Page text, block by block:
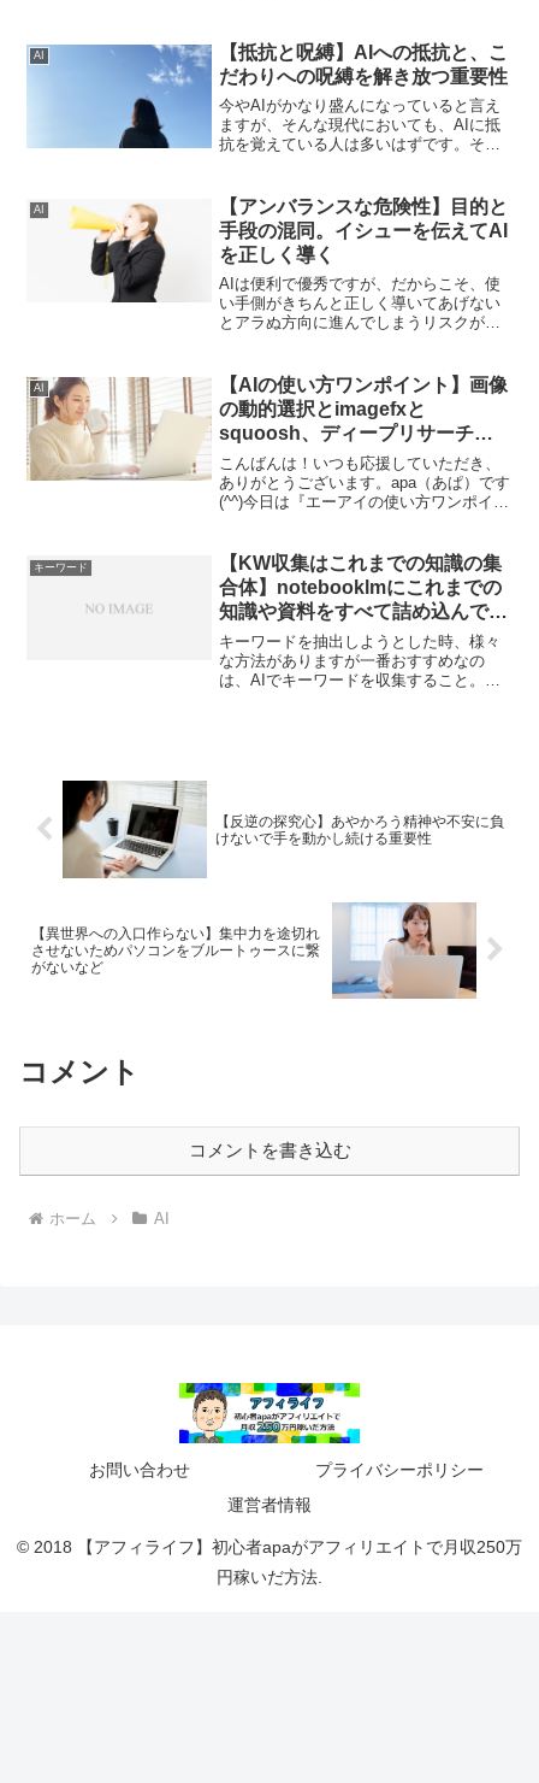
ら。余白時間に何をするかが大切で、予
備動作が1秒を生み出す鍵を握っていると
言えます。
AI
【抵抗と呪縛】AIへの抵抗と、こ
だわりへの呪縛を解き放つ重要性
今やAIがかなり盛んになっていると言え
ますが、そんな現代においても、AIに抵
抗を覚えている人は多いはずです。そん
先決です。
AI
【アンバランスな危険性】目的と
手段の混同。イシューを伝えてAI
を正しく導く
AIは便利で優秀ですが、だからこそ、使
い手側がきちんと正しく導いてあげない
とアラぬ方向に進んでしまうリスクがあ
り組む、腰を据えて目的を伝えてあげる
ことが大切です。
AI
【AIの使い方ワンポイント】画像
の動的選択とimagefxと
squoosh、ディープリサーチの
活用
こんばんは！いつも応援していただき、
ありがとうございます。apa（あぱ）です
(^^)今日は『エーアイの使い方ワンポイン
すると、便利になる側面は確かに多くあ
るものの。だ...
キーワード
【KW収集はこれまでの知識の集
合体】notebooklmにこれまでの
知識や資料をすべて詰め込んで
KWプロンプトをブラッシュアッ
プ
キーワードを抽出しようとした時、様々
な方法がありますが一番おすすめなの
は、AIでキーワードを収集すること。そ
【反逆の探究心】あやかろう精神や不安に負
けないで手を動かし続ける重要性
【異世界への入口作らない】集中力を途切れ
させないためパソコンをブルートゥースに繋
がないなど
コメント
コメントを書き込む
ホーム AI
お問い合わせ
プライバシーポリシー
運営者情報
© 2018 【アフィライフ】初心者apaがアフィリエイトで月収250万
円稼いだ方法.